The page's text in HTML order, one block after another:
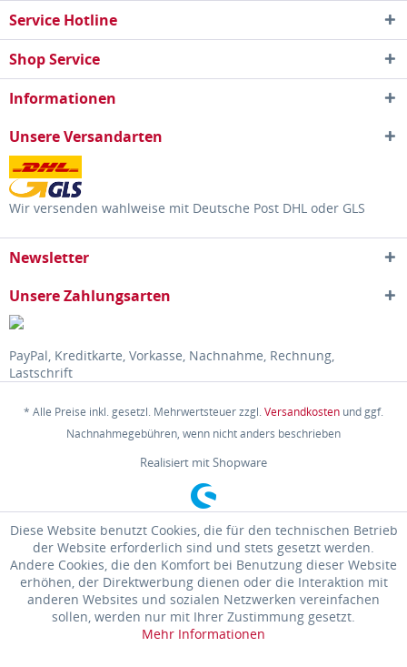
Service Hotline
Shop Service
Informationen
Unsere Versandarten
Wir versenden wahlweise mit Deutsche Post DHL oder GLS
Newsletter
Unsere Zahlungsarten
PayPal, Kreditkarte, Vorkasse, Nachnahme, Rechnung,
Lastschrift
* Alle Preise inkl. gesetzl. Mehrwertsteuer zzgl.Versandkosten und ggf.
Nachnahmegebühren, wenn nicht anders beschrieben
Realisiert mit Shopware
Diese Website benutzt Cookies, die für den technischen Betrieb
der Website erforderlich sind und stets gesetzt werden.
Andere Cookies, die den Komfort bei Benutzung dieser Website
erhöhen, der Direktwerbung dienen oder die Interaktion mit
anderen Websites und sozialen Netzwerken vereinfachen
sollen, werden nur mit Ihrer Zustimmung gesetzt.
Mehr Informationen